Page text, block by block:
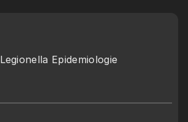
Legionella Epidemiologie